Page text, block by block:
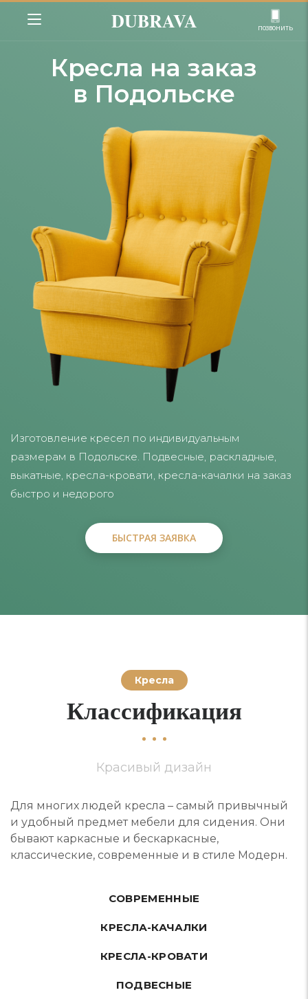
DUBRAVA позвонить
Кресла на заказ
в Подольске
Изготовление кресел по индивидуальным
размерам в Подольске. Подвесные, раскладные,
выкатные, кресла-кровати, кресла-качалки на заказ
быстро и недорого
БЫСТРАЯ ЗАЯВКА
БЫСТРАЯ ЗАЯВКА
Кресла
Классификация
Красивый дизайн
Для многих людей кресла – самый привычный
и удобный предмет мебели для сидения. Они
бывают каркасные и бескаркасные,
классические, современные и в стиле Модерн.
СОВРЕМЕННЫЕ
КРЕСЛА-КАЧАЛКИ
КРЕСЛА-КРОВАТИ
ПОДВЕСНЫЕ